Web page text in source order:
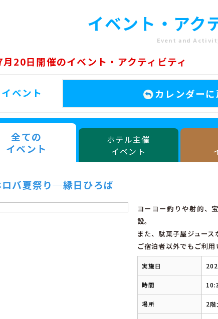
イベント・アク
Event and
20日開催のイベント・アクティビティ
ベント カレンダーに
全ての
イベント
ホテル主催
イベント
バ夏祭り─縁日ひろば
ヨーヨー釣りや射的、
設。
また、駄菓子屋ジュース
ご宿泊者以外でもご利用
実施日
時間
場所 2